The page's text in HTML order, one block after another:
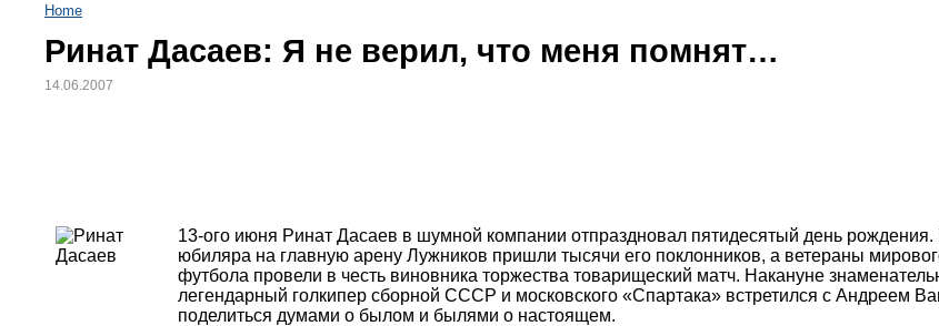
Home
Ринат Дасаев: Я не верил, что меня помнят…
14.06.2007
13-ого июня Ринат Дасаев в шумной компании отпраздновал пятидесятый день рождения.
юбиляра на главную арену Лужников пришли тысячи его поклонников, а ветераны
футбола провели в честь виновника торжества товарищеский матч. Накануне
легендарный голкипер сборной СССР и московского «Спартака» встретился с Андреем
поделиться думами о былом и былями о настоящем.